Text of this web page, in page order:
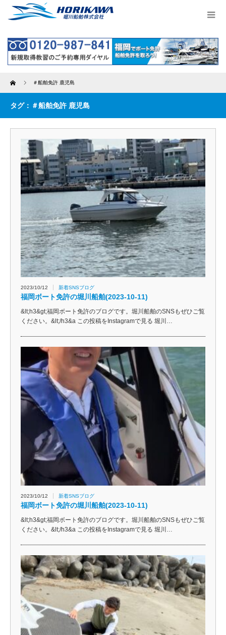
Home ＃船舶免許 鹿児島
タグ：＃船舶免許 鹿児島
2023/10/12 新着SNSブログ
福岡ボート免許の堀川船舶(2023-10-11)
&lt;h3&gt;福岡ボート免許のブログです。堀川船舶のSNSもぜひご覧
ください。&lt;/h3&a この投稿をInstagramで見る 堀川…
2023/10/12 新着SNSブログ
福岡ボート免許の堀川船舶(2023-10-11)
&lt;h3&gt;福岡ボート免許のブログです。堀川船舶のSNSもぜひご覧
ください。&lt;/h3&a この投稿をInstagramで見る 堀川…